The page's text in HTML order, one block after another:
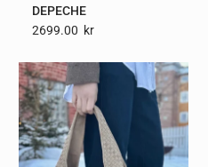
DEPECHE
2699.00 Kr